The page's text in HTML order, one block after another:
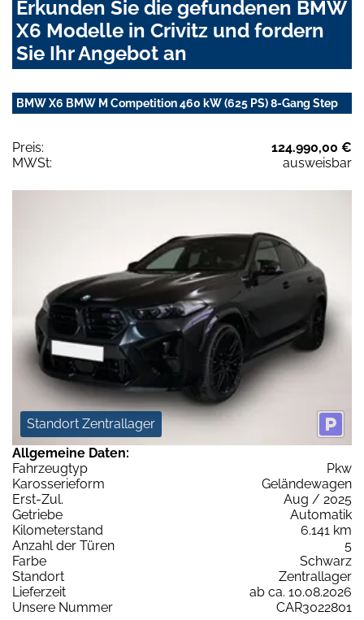
Erkunden Sie die gefundenen BMW
X6 Modelle in Crivitz und fordern
Sie Ihr Angebot an
BMW X6 BMW M Competition 460 kW (625 PS) 8-Gang Step
Preis:
124.990,00 €
MWSt:
ausweisbar
Standort Zentrallager
Allgemeine Daten:
Fahrzeugtyp
Pkw
Karosserieform
Geländewagen
Erst-Zul.
Aug / 2025
Getriebe
Automatik
Kilometerstand
6.141 km
Anzahl der Türen
5
Farbe
Schwarz
Standort
Zentrallager
Lieferzeit
ab ca. 10.08.2026
Unsere Nummer
CAR3022801